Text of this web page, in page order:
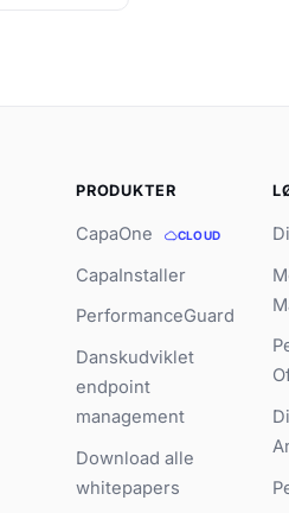
PRODUKTER
CapaOne CLOUD
CapaInstaller
PerformanceGuard
Danskudviklet
endpoint
management
Download alle
whitepapers